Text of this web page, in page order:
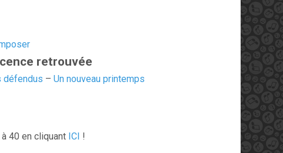
retrouvée
défendus – Un nouveau printemps
40 en cliquant ICI !